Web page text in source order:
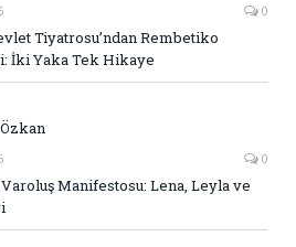
0
Tiyatrosu’ndan Rembetiko
İki Yaka Tek Hikaye
0
Varoluş Manifestosu: Lena, Leyla ve